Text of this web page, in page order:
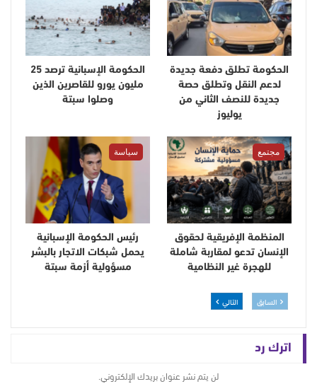
الحكومة تطلق دفعة جديدة
لدعم النقل وتطلق حصة
جديدة للنصف الثاني من
يوليوز
الحكومة الإسبانية ترصد 25
مليون يورو للقاصرين الذين
وصلوا سبتة
مجتمع
المنظمة الإفريقية لحقوق
الإنسان تدعو لمقاربة شاملة
للهجرة غير النظامية
سياسة
رئيس الحكومة الإسبانية
يحمل شبكات الاتجار بالبشر
مسؤولية أزمة سبتة
السابق التالي
اترك رد
لن يتم نشر عنوان بريدك الإلكتروني.